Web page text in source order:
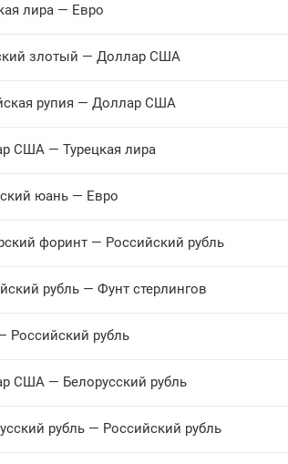
+0.1653
+0.5744
+0.6377
+0.2445
+0.1038
лира — Евро
злотый — Доллар США
рупия — Доллар США
США — Турецкая лира
юань — Евро
форинт — Российский рубль
рубль — Фунт стерлингов
Российский рубль
США — Белорусский рубль
рубль — Российский рубль